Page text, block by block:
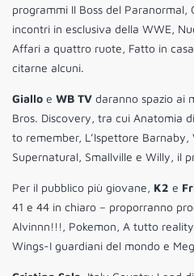
programmi Il Boss del Paranormal,
incontri in esclusiva della WWE,
Affari a quattro ruote, Fatto in
citarne alcuni.
Giallo e WB TV daranno spazio ai
Bros. Discovery, tra cui Anatomia
to remember, L’Ispettore Barnaby,
Supernatural, Smallville e Willy, il
Per il pubblico più giovane, K2 e
41 e 44 in chiaro – proporranno
Alvinnn!!!, Pokemon, A tutto
Wings-I guardiani del mondo e